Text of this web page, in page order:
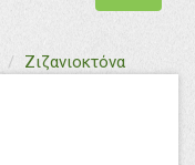
navigation
Ζιζανιοκτόνα